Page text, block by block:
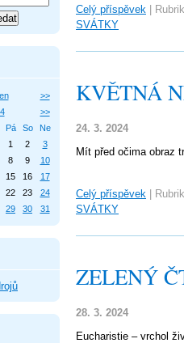
Celý příspěvek
SVÁTKY
KVĚTNÁ
24. 3. 2024
Mít před očima obraz
Celý příspěvek
SVÁTKY
ZELENÝ
28. 3. 2024
Eucharistie – vrchol
>>
>>
Pá So
Ne
1
2
3
8 9
10
15 16
17
22 23
24
29 30 31